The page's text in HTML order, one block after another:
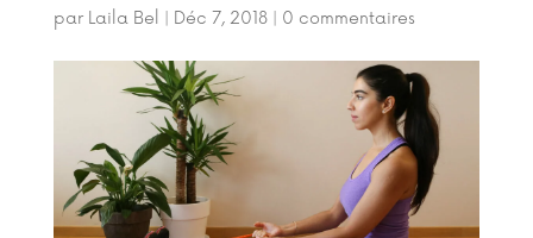
par Laila Bel Déc 7, 2018| 0 commentaires